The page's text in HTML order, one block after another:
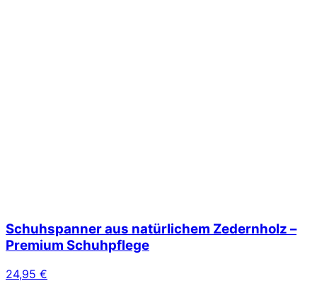
Schuhspanner aus natürlichem Zedernholz –
Premium Schuhpflege
24,95 €